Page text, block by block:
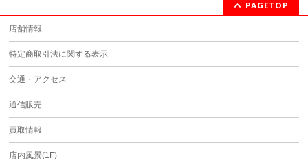
PAGETOP
店舗情報
特定商取引法に関する表示
交通・アクセス
通信販売
買取情報
店内風景(1F)